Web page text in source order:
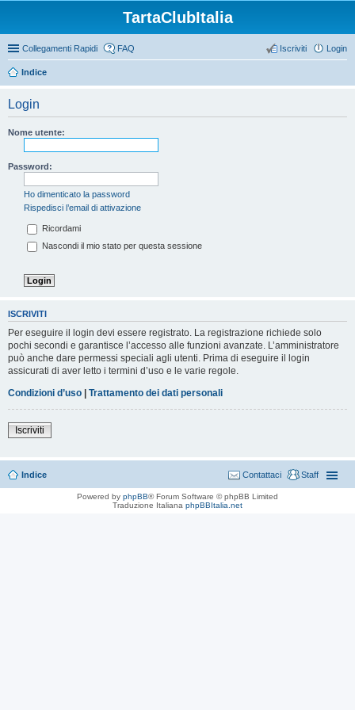
TartaClubItalia
Collegamenti Rapidi FAQ Login
Iscriviti
Indice
Login
Nome utente:
Password:
Ho dimenticato la password
Rispedisci l’email di attivazione
Ricordami
Nascondi il mio stato per questa sessione
ISCRIVITI
Per eseguire il login devi essere registrato. La registrazione richiede solo
pochi secondi e garantisce l’accesso alle funzioni avanzate. L’amministratore
può anche dare permessi speciali agli utenti. Prima di eseguire il login
assicurati di aver letto i termini d’uso e le varie regole.
Condizioni d’uso | Trattamento dei dati personali
Iscriviti
Indice Staff
Contattaci
Powered by phpBB® Forum Software © phpBB Limited
Traduzione Italiana phpBBItalia.net